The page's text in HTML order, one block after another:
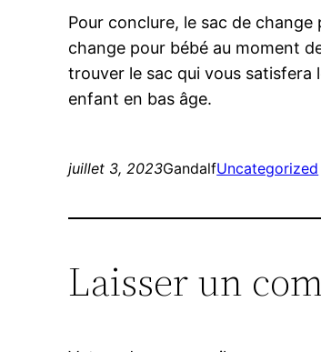
Pour conclure, le sac de
change pour bébé au moment
trouver le sac qui vous satisfera
enfant en bas âge.
juillet 3, 2023GandalfUncategorized
Laisser un